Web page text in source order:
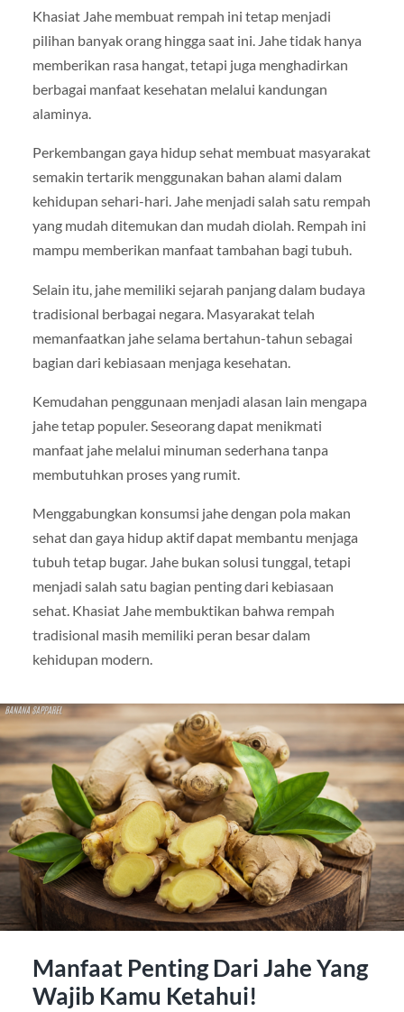
Khasiat Jahe membuat rempah ini tetap menjadi
pilihan banyak orang hingga saat ini. Jahe tidak hanya
memberikan rasa hangat, tetapi juga menghadirkan
berbagai manfaat kesehatan melalui kandungan
alaminya.
Perkembangan gaya hidup sehat membuat masyarakat
semakin tertarik menggunakan bahan alami dalam
kehidupan sehari-hari. Jahe menjadi salah satu rempah
yang mudah ditemukan dan mudah diolah. Rempah ini
mampu memberikan manfaat tambahan bagi tubuh.
Selain itu, jahe memiliki sejarah panjang dalam budaya
tradisional berbagai negara. Masyarakat telah
memanfaatkan jahe selama bertahun-tahun sebagai
bagian dari kebiasaan menjaga kesehatan.
Kemudahan penggunaan menjadi alasan lain mengapa
jahe tetap populer. Seseorang dapat menikmati
manfaat jahe melalui minuman sederhana tanpa
membutuhkan proses yang rumit.
Menggabungkan konsumsi jahe dengan pola makan
sehat dan gaya hidup aktif dapat membantu menjaga
tubuh tetap bugar. Jahe bukan solusi tunggal, tetapi
menjadi salah satu bagian penting dari kebiasaan
sehat. Khasiat Jahe membuktikan bahwa rempah
tradisional masih memiliki peran besar dalam
kehidupan modern.
Manfaat Penting Dari Jahe Yang
Wajib Kamu Ketahui!